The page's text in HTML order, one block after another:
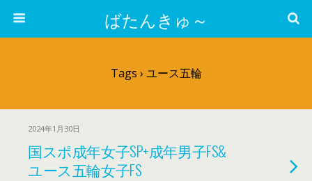
ばたんきゅ～
Tags › ユース五輪
2024年1月30日
国スポ成年女子SP+成年男子FS&
ユース五輪女子FS